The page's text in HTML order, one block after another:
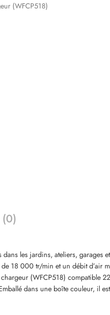
(WFCP518)
les jardins, ateliers, garages
18 000 tr/min et un débit d’air
(WFCP518) compatible
dans une boîte couleur, il